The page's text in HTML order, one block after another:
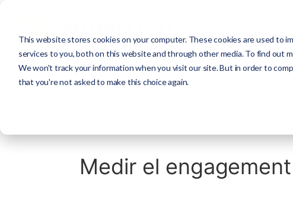
This website stores cookies on your computer. These cookies are used to
services to you, both on this website and through other media. To find out
We won't track your information when you visit our site. But in order to
that you're not asked to make this choice again.
Medir el